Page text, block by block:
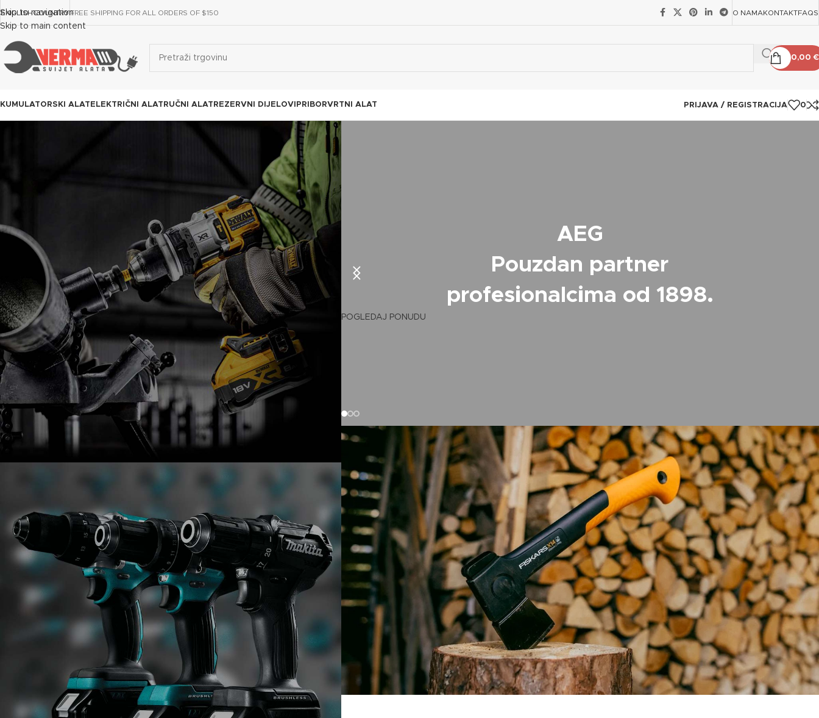
Skip to navigation
Skip to main content
ENGLISHCOUNTRYFREE SHIPPING FOR ALL ORDERS OF $150 O NAMAKONTAKTFAQS
0,00€
ALAT ELEKTRIČNI ALAT RUČNI ALAT REZERVNI DIJELOVI PRIBORVRTNI ALAT PRIJAVA / REGISTRACIJA 0
Velika ponuda DeWalt
alata
Pogledaj ponudu
AEG
Pouzdan partner
profesionalcima od 1898.
POGLEDAJ PONUDU